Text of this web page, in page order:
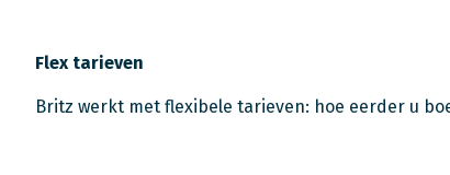
Flex tarieven
Britz werkt met flexibele tarieven: hoe eerder u